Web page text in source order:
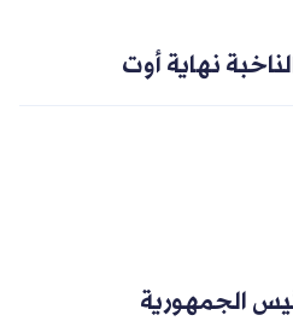
نهاية أوت
الجمهورية